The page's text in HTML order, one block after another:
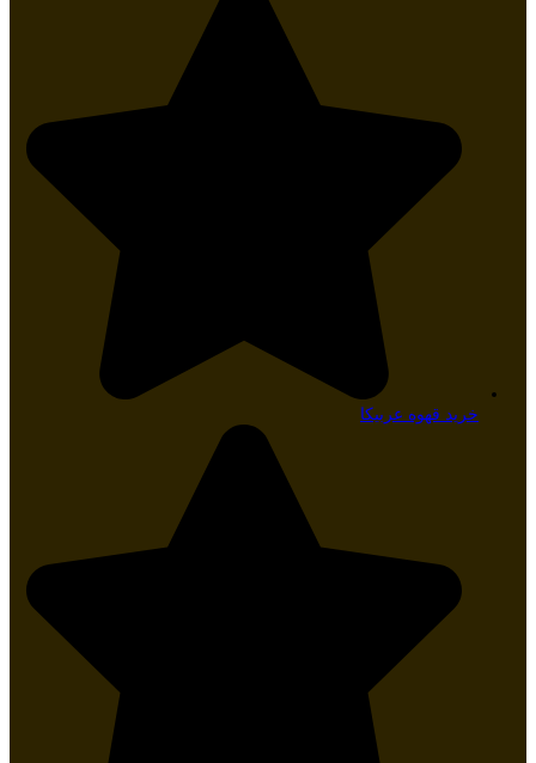
خرید قهوه عربیکا